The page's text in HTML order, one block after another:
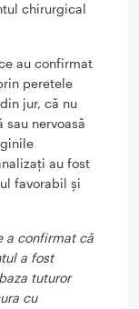
chirurgical
au confirmat
peretele
jur, că nu
nervoasă
au fost
favorabil și
a confirmat că
a fost
tuturor
cu